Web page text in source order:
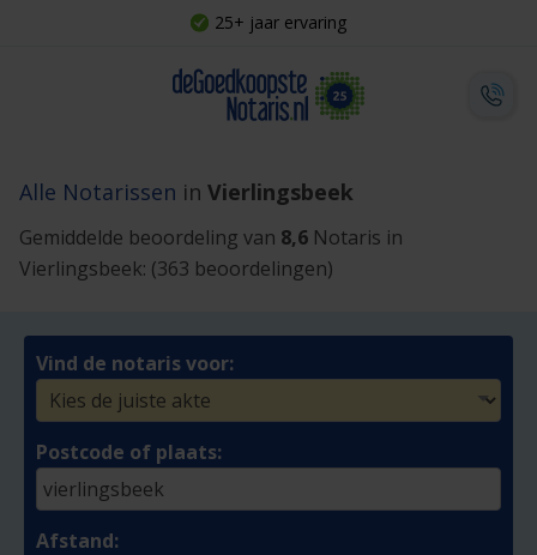
25+ jaar ervaring
Alle Notarissen in Vierlingsbeek
Gemiddelde beoordeling van 8,6 Notaris in
Vierlingsbeek: (363 beoordelingen)
Vind de notaris voor:
Postcode of plaats:
Afstand: